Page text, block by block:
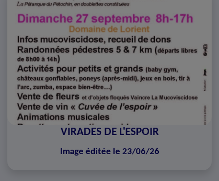
VIRADES DE L'ESPOIR
Image éditée le 23/06/26